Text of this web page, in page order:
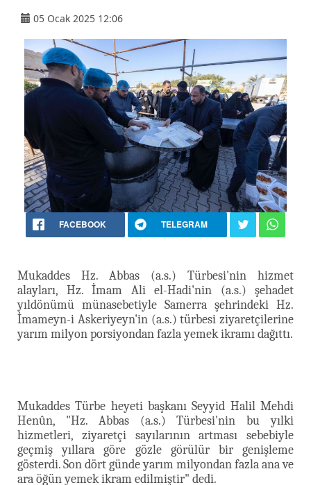
05 Ocak 2025 12:06
FACEBOOK TELEGRAM
Mukaddes Hz. Abbas (a.s.) Türbesi'nin hizmet
alayları, Hz. İmam Ali el-Hadi'nin (a.s.) şehadet
yıldönümü münasebetiyle Samerra şehrindeki Hz.
İmameyn-i Askeriyeyn'in (a.s.) türbesi ziyaretçilerine
yarım milyon porsiyondan fazla yemek ikramı dağıttı.
Mukaddes Türbe heyeti başkanı Seyyid Halil Mehdi
Henûn, "Hz. Abbas (a.s.) Türbesi'nin bu yılki
hizmetleri, ziyaretçi sayılarının artması sebebiyle
geçmiş yıllara göre gözle görülür bir genişleme
gösterdi. Son dört günde yarım milyondan fazla ana ve
ara öğün yemekikram edilmiştir" dedi.